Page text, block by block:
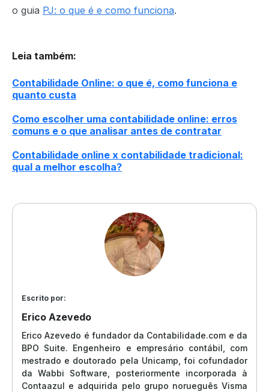
o guia PJ: o que é e como funciona.
Leia também:
Contabilidade Online: o que é, como funciona e
quanto custa
Como escolher uma contabilidade online: erros
comuns e o que analisar antes de contratar
Contabilidade online x contabilidade tradicional:
qual a melhor escolha?
Escrito por:
Erico Azevedo
Erico Azevedo é fundador da Contabilidade.com e da
BPO Suite. Engenheiro e empresário contábil, com
mestrado e doutorado pela Unicamp, foi cofundador
da Wabbi Software, posteriormente incorporada à
Contaazul e adquirida pelo grupo norueguês Visma